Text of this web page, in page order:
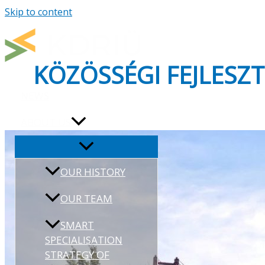
Skip to content
OUR HISTORY
OUR TEAM
SMART
SPECIALISATION
STRATEGY OF
KÖZÖSSÉGI